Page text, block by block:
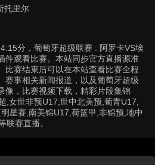
托里尔
分，葡萄牙超级联赛 : 阿罗卡VS埃
件观看比赛。本站同步官方直播源准
比赛结束后可以在本站查看比赛全程
赛事相关新闻报道，以及葡萄牙超级
像，比赛视频下载，精彩片段集锦
,女世非预U17,世中北美预,葡青U17,
星赛,南美锦U17,荷篮甲,非锦预,地中
联赛直播。